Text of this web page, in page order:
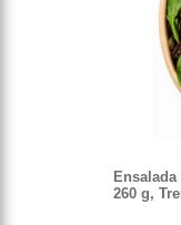
Ensalada
260 g,